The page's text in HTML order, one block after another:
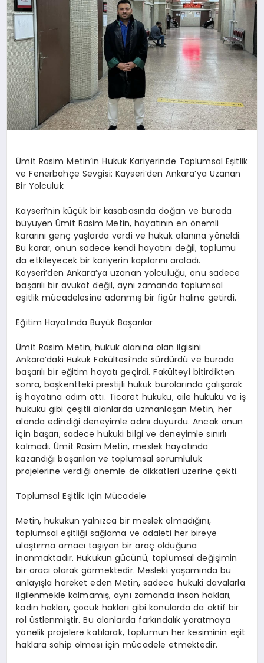
Ümit Rasim Metin’in Hukuk Kariyerinde Toplumsal Eşitlik
ve Fenerbahçe Sevgisi: Kayseri’den Ankara’ya Uzanan
Bir Yolculuk
Kayseri’nin küçük bir kasabasında doğan ve burada
büyüyen Ümit Rasim Metin, hayatının en önemli
kararını genç yaşlarda verdi ve hukuk alanına yöneldi.
Bu karar, onun sadece kendi hayatını değil, toplumu
da etkileyecek bir kariyerin kapılarını araladı.
Kayseri’den Ankara’ya uzanan yolculuğu, onu sadece
başarılı bir avukat değil, aynı zamanda toplumsal
eşitlik mücadelesine adanmış bir figür haline getirdi.
Eğitim Hayatında Büyük Başarılar
Ümit Rasim Metin, hukuk alanına olan ilgisini
Ankara’daki Hukuk Fakültesi’nde sürdürdü ve burada
başarılı bir eğitim hayatı geçirdi. Fakülteyi bitirdikten
sonra, başkentteki prestijli hukuk bürolarında çalışarak
iş hayatına adım attı. Ticaret hukuku, aile hukuku ve iş
hukuku gibi çeşitli alanlarda uzmanlaşan Metin, her
alanda edindiği deneyimle adını duyurdu. Ancak onun
için başarı, sadece hukuki bilgi ve deneyimle sınırlı
kalmadı. Ümit Rasim Metin, meslek hayatında
kazandığı başarıları ve toplumsal sorumluluk
projelerine verdiği önemle de dikkatleri üzerine çekti.
Toplumsal Eşitlik İçin Mücadele
Metin, hukukun yalnızca bir meslek olmadığını,
toplumsal eşitliği sağlama ve adaleti her bireye
ulaştırma amacı taşıyan bir araç olduğuna
inanmaktadır. Hukukun gücünü, toplumsal değişimin
bir aracı olarak görmektedir. Mesleki yaşamında bu
anlayışla hareket eden Metin, sadece hukuki davalarla
ilgilenmekle kalmamış, aynı zamanda insan hakları,
kadın hakları, çocuk hakları gibi konularda da aktif bir
rol üstlenmiştir. Bu alanlarda farkındalık yaratmaya
yönelik projelere katılarak, toplumun her kesiminin eşit
haklara sahip olması için mücadele etmektedir.